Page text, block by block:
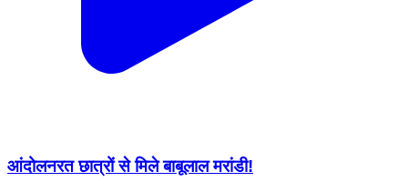
आंदोलनरत छात्रों से मिले बाबूलाल मरांडी!